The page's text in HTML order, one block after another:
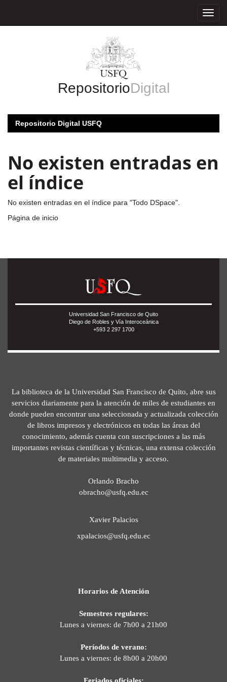
RepositorioDigital
Repositorio Digital USFQ
No existen entradas en
el índice
No existen entradas en el índice para "Todo DSpace".
Página de inicio
Universidad San Francisco de Quito
Diego de Robles y Vía Interoceánica
+593 2 297 1700
La biblioteca de la Universidad San Francisco de Quito, abre sus
servicios diariamente para la atención de miles de estudiantes en
donde pueden encontrar una seleccionada y actualizada colección
de libros impresos y electrónicos en todas las áreas del
conocimiento, además cuenta con suscripciones a las más
importantes revistas científicas y técnicas, una extensa colección
de materiales multimedia y acceso.
Orlando Bracho
obracho@usfq.edu.ec
Xavier Palacios
xpalacios@usfq.edu.ec
Horarios de Atención
Semestres regulares:
Lunes a viernes: de 7h00 a 21h00
Períodos de verano:
Lunes a viernes: de 8h00 a 20h00
Feriados oficiales: